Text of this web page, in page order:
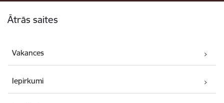
Ātrās saites
Vakances
Iepirkumi